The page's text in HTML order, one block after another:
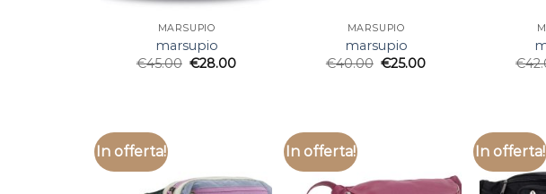
MARSUPIO
marsupio
€45.00 €28.00
MARSUPIO
marsupio
€40.00 €25.00
€
In offerta! In offerta! In offerta!